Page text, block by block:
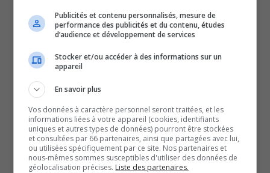
Revue de l’actualité de la semaine du 10 au 14 février
2025.
QUESTION DU JOUR
Commentaires
SOUTENIR NOS MÉDIAS, C’EST PROTÉGER NOTRE
CULTURE ET NOTRE ÉCONOMIE
Publicités et contenu personnalisés, mesure de
performance des publicités et du contenu, études
d’audience et développement de services
Stocker et/ou accéder à des informations sur un
appareil
En savoir plus
Vos données à caractère personnel seront traitées, et les
informations liées à votre appareil (cookies, identifiants
uniques et autres types de données) pourront être stockées
et consultées par 66 partenaires, ainsi que partagées avec lui,
ou utilisées spécifiquement par ce site. Nos partenaires et
nous-mêmes sommes susceptibles d'utiliser des données de
géolocalisation précises. Liste des partenaires.